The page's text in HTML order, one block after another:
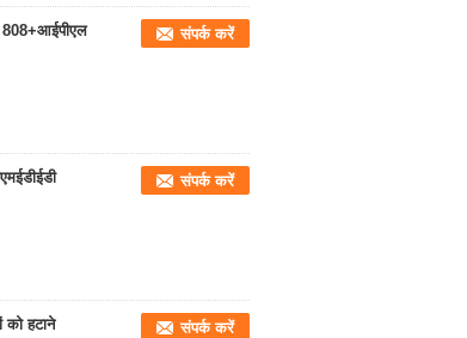
808+आईपीएल
संपर्क करें
संपर्क करें
को हटाने
संपर्क करें